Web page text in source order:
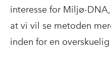
interesse for Miljø-
at vi vil se metoden
inden for en